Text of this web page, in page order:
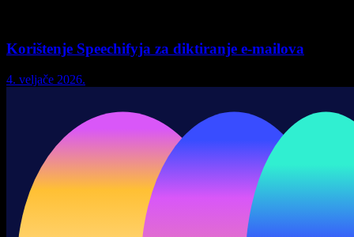
Korištenje Speechifyja za diktiranje e-mailova
4. veljače 2026.